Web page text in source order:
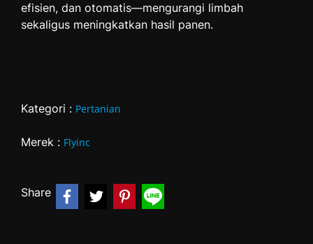
efisien, dan otomatis—mengurangi limbah
sekaligus meningkatkan hasil panen.
Kategori : Pertanian
Merek : Flyinc
Share